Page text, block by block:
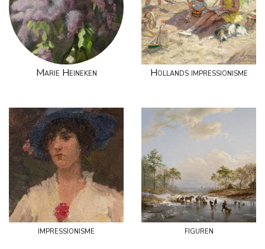
Marie Heineken Hollands impressionisme
impressionisme figuren